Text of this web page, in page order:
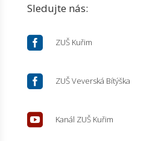
Sledujte nás:
 ZUŠ Kuřim
 ZUŠ Veverská Bítýška
 Kanál ZUŠ Kuřim